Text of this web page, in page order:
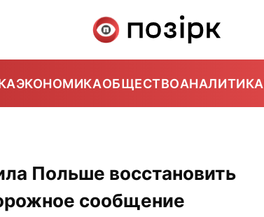
ЭКОНОМИКАОБЩЕСТВОАНАЛИТИКА
Польше восстановить
сообщение